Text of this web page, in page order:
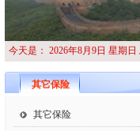
今天是： 2026年8月9日 星期日
其它保险
其它保险